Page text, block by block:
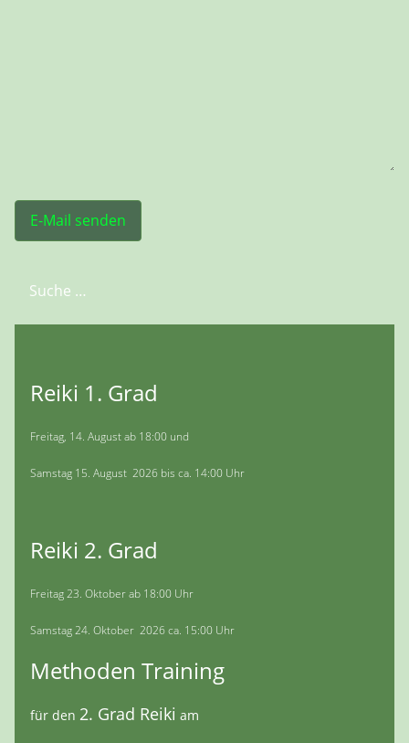
E-Mail senden
Suchen
Reiki 1. Grad
Freitag, 14. August ab 18:00 und
Samstag 15. August 2026 bis ca. 14:00 Uhr
Reiki 2. Grad
Freitag 23. Oktober ab 18:00 Uhr
Samstag 24. Oktober 2026 ca. 15:00 Uhr
Methoden Training
für den 2. Grad Reiki am